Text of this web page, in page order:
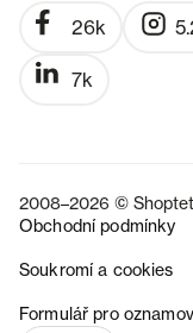
26k
7k
2008–2026 ©
Obchodní podmínky
Soukromí a cookies
Formulář pro